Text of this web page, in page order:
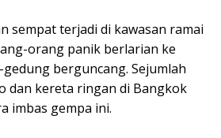
sempat terjadi di kawasan ramai
orang panik berlarian ke
berguncang. Sejumlah
dan kereta ringan di Bangkok
imbas gempa ini.